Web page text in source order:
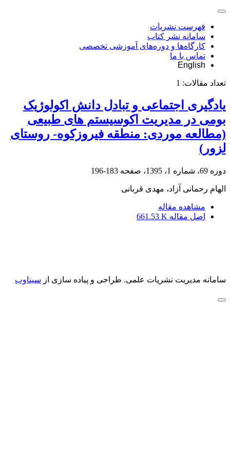
فهرست نشریات
سامانه نشر کتاب
کارگاه‌ها و دوره‌های آموزشی تخصصی
تماس با ما
English
تعداد مقالات: 1
یادگیری اجتماعی و تبادل دانش اکولوژیک
بومی در مدیریت اکوسیستم های طبیعی
(مطالعه موردی: منطقه فیروزکوه- روستای
لزور)
دوره 69، شماره 1، 1395، صفحه 183-196
الهام رحمانی آزاد، مهدی قربانی
مشاهده مقاله
اصل مقاله 661.53 K
سامانه مدیریت نشریات علمی. طراحی و پیاده سازی از سیناوب